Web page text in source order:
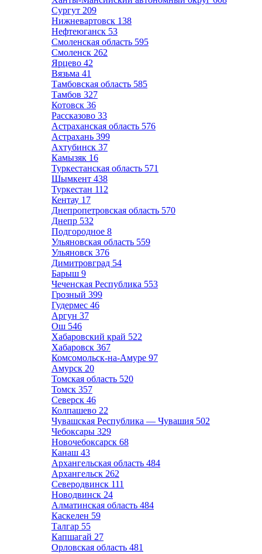
Сургут 209
Нижневартовск 138
Нефтеюганск 53
Смоленская область 595
Смоленск 262
Ярцево 42
Вязьма 41
Тамбовская область 585
Тамбов 327
Котовск 36
Рассказово 33
Астраханская область 576
Астрахань 399
Ахтубинск 37
Камызяк 16
Туркестанская область 571
Шымкент 438
Туркестан 112
Кентау 17
Днепропетровская область 570
Днепр 532
Подгородное 8
Ульяновская область 559
Ульяновск 376
Димитровград 54
Барыш 9
Чеченская Республика 553
Грозный 399
Гудермес 46
Аргун 37
Ош 546
Хабаровский край 522
Хабаровск 367
Комсомольск-на-Амуре 97
Амурск 20
Томская область 520
Томск 357
Северск 46
Колпашево 22
Чувашская Республика — Чувашия 502
Чебоксары 329
Новочебоксарск 68
Канаш 43
Архангельская область 484
Архангельск 262
Северодвинск 111
Новодвинск 24
Алматинская область 484
Каскелен 59
Талгар 55
Капшагай 27
Орловская область 481